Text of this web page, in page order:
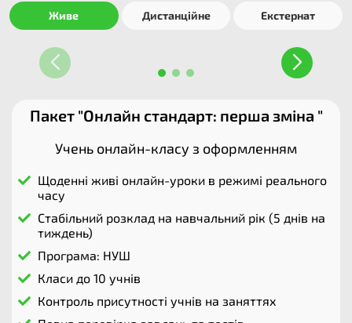
Живе Дистанційне Екстернат
Пакет "Онлайн стандарт: перша зміна "
Учень онлайн-класу з оформленням
Щоденні живі онлайн-уроки в режимі реального
часу​
Стабільний розклад на навчальний рік (5 днів на
тиждень)​
Програма: НУШ
Класи до 10 учнів​
Контроль присутності учнів на заняттях​